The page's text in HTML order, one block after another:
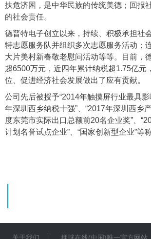
扶危济困，是中华民族的传统美德；回报
的社会责任。
德普特电子创立以来，持续、积极承担社
特志愿服务队并组织多次志愿服务活动；
大片美村新春敬老慰问活动等等。目前，
超6500万元，近四年累计纳税超1.75亿元
位、促进经济社会发展做出了应有贡献。
公司先后被授予“2014年触摸屏行业最具影
年深圳西乡纳税十强”、“2017年深圳西乡
度东莞市实际出口总额前20名企业奖”、
计划名誉试点企业”、“国家创新型企业”等称